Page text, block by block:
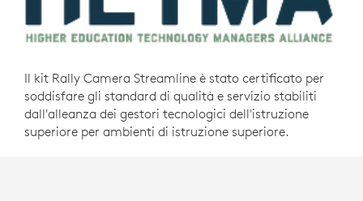
Il kit Rally Camera Streamline è stato certificato per
soddisfare gli standard di qualità e servizio stabiliti
dall'alleanza dei gestori tecnologici dell'istruzione
superiore per ambienti di istruzione superiore.